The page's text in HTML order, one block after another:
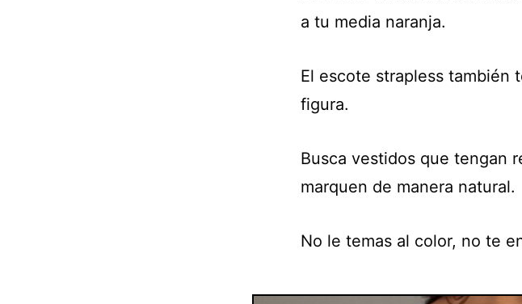
a tu media naranja.
El escote strapless también
figura.
Busca vestidos que tengan
marquen de manera natural.
No le temas al color, no te